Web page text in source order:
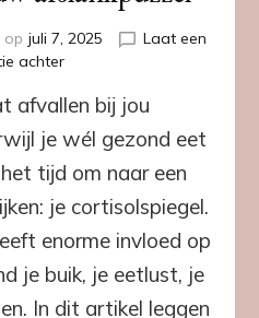
op juli 7, 2025
Laat een
achterop
cortisol
ontbrekende
stukje
in
jouw
afslankpuzzel
afvallen bij jou
je wél gezond eet
tijd om naar een
je cortisolspiegel.
enorme invloed op
je buik, je eetlust, je
In dit artikel leggen